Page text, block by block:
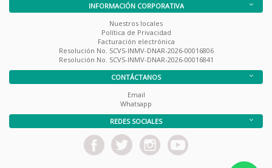
INFORMACIÓN CORPORATIVA
Nuestros locales
Política de Privacidad
Facturación electrónica
Resolución No. SCVS-INMV-DNAR-2026-00016806
Resolución No. SCVS-INMV-DNAR-2026-00016841
CONTÁCTANOS
Email
Whatsapp
REDES SOCIALES